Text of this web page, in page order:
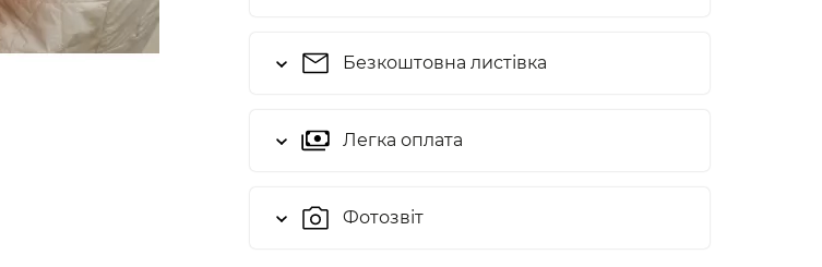
Безкоштовна листівка
Легка оплата
Фотозвіт